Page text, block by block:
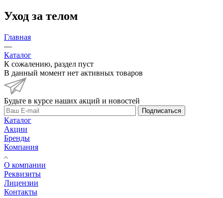
Уход за телом
Главная
—
Каталог
К сожалению, раздел пуст
В данный момент нет активных товаров
Будьте в курсе наших акций и новостей
Подписаться
Каталог
Акции
Бренды
Компания
О компании
Реквизиты
Лицензии
Контакты